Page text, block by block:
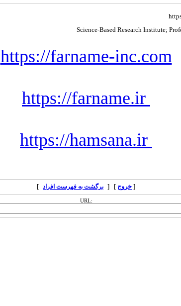
Science-Based Research Institute;
https://farname-inc.com
[ خروج ] [ برگشت به فهرست افراد ]
URL: